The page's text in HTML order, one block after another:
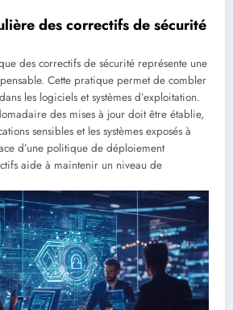
des correctifs de sécurité
des correctifs de sécurité représente une
Cette pratique permet de combler
les logiciels et systèmes d’exploitation.
des mises à jour doit être établie,
sensibles et les systèmes exposés à
d’une politique de déploiement
aide à maintenir un niveau de